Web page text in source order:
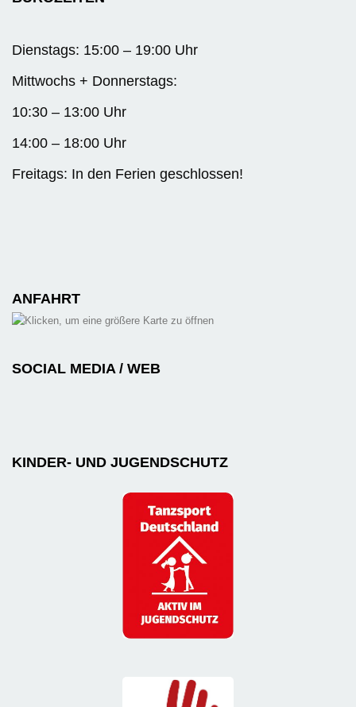
Dienstags: 15:00 – 19:00 Uhr
Mittwochs + Donnerstags:
10:30 – 13:00 Uhr
14:00 – 18:00 Uhr
Freitags: In den Ferien geschlossen!
ANFAHRT
SOCIAL MEDIA / WEB
KINDER- UND JUGENDSCHUTZ